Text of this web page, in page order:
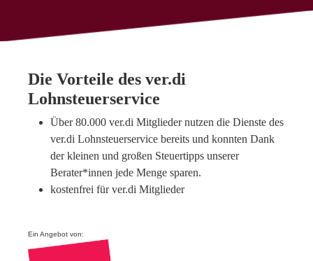
Die Vorteile des ver.di
Lohnsteuerservice
Über 80.000 ver.di Mitglieder nutzen die Dienste des
ver.di Lohnsteuerservice bereits und konnten Dank
der kleinen und großen Steuertipps unserer
Berater*innen jede Menge sparen.
kostenfrei für ver.di Mitglieder
Ein Angebot von: